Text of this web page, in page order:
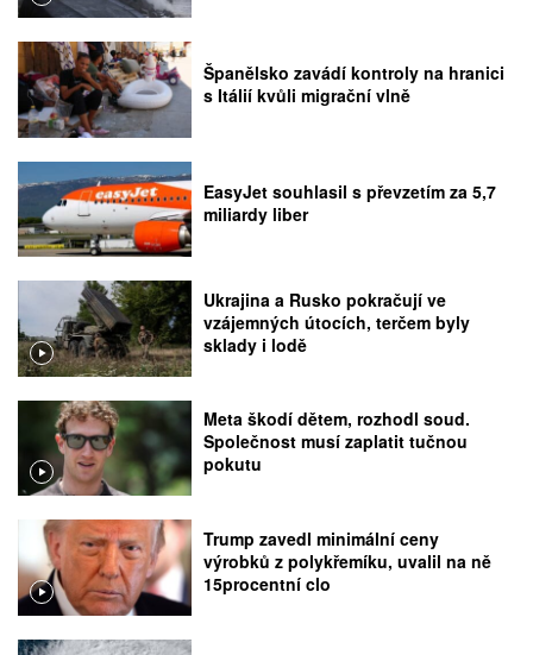
Španělsko zavádí kontroly na hranici
s Itálií kvůli migrační vlně
EasyJet souhlasil s převzetím za 5,7
miliardy liber
Ukrajina a Rusko pokračují ve
vzájemných útocích, terčem byly
sklady i lodě
Meta škodí dětem, rozhodl soud.
Společnost musí zaplatit tučnou
pokutu
Trump zavedl minimální ceny
výrobků z polykřemíku, uvalil na ně
15procentní clo